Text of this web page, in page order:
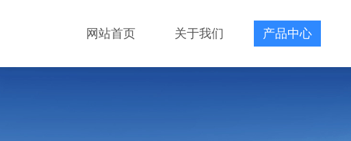
网站首页 关于我们 产品中心